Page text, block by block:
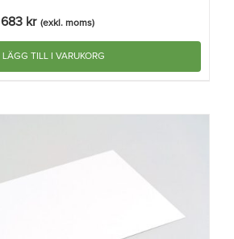
683 kr (exkl. moms)
LÄGG TILL I VARUKORG